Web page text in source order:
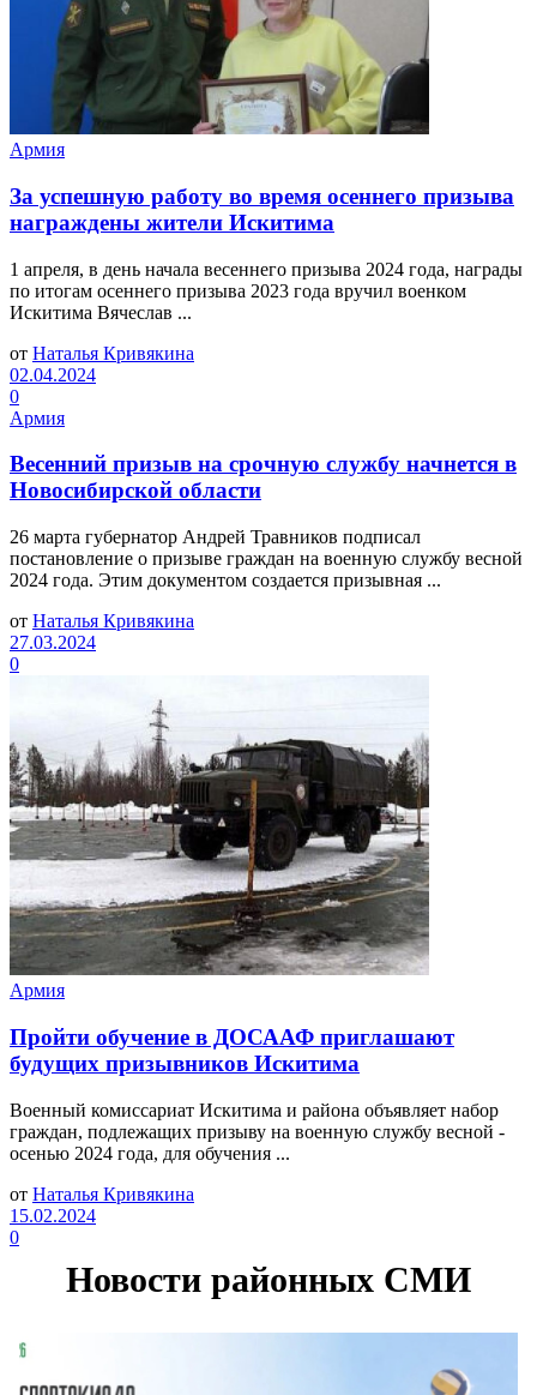
Армия
За успешную работу во время осеннего призыва
награждены жители Искитима
1 апреля, в день начала весеннего призыва 2024 года, награды
по итогам осеннего призыва 2023 года вручил военком
Искитима Вячеслав ...
от Наталья Кривякина
02.04.2024
0
Армия
Весенний призыв на срочную службу начнется в
Новосибирской области
26 марта губернатор Андрей Травников подписал
постановление о призыве граждан на военную службу весной
2024 года. Этим документом создается призывная ...
от Наталья Кривякина
27.03.2024
0
Армия
Пройти обучение в ДОСААФ приглашают
будущих призывников Искитима
Военный комиссариат Искитима и района объявляет набор
граждан, подлежащих призыву на военную службу весной -
осенью 2024 года, для обучения ...
от Наталья Кривякина
15.02.2024
0